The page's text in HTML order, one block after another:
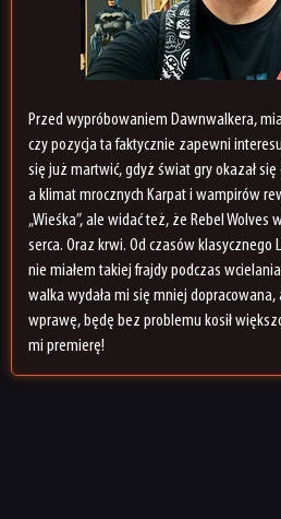
Przed wypróbowaniem Dawnwalkera,
czy pozycja ta faktycznie zapewni
się już martwić, gdyż świat gry okazał
a klimat mrocznych Karpat i wampirów
„Wieśka”, ale widać też, że Rebel Wolves
serca. Oraz krwi. Od czasów klasycznego
nie miałem takiej frajdy podczas
walka wydała mi się mniej
wprawę, będę bez problemu kosił
mi premierę!